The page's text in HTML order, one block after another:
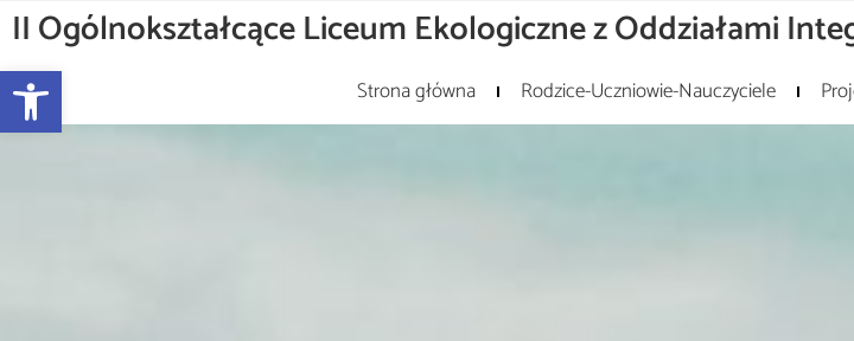
Otwórz pasek narzędzi
II Ogólnokształcące Liceum Ekologiczne z Oddziałami
Strona główna Rodzice-Uczniowie-Nauczyciele